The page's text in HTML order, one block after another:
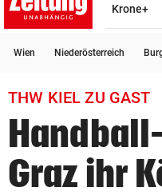
account_circle Anmelden
bookmark
search
Suchbegriff
eingeben
Krone+
Wien Niederösterreich
THW KIEL ZU GAST
Graz ihr